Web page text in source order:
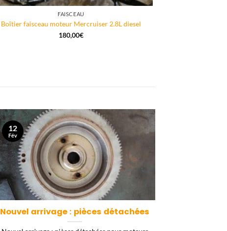
FAISCEAU
Boîtier faisceau moteur Mercruiser 2.8L diesel
180,00€
Nouvel arrivage : pièces détachées
12
Fév